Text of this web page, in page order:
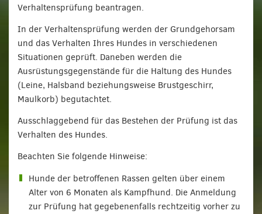
Verhaltensprüfung beantragen.
In der Verhaltensprüfung werden der Grundgehorsam
und das Verhalten Ihres Hundes in verschiedenen
Situationen geprüft. Daneben werden die
Ausrüstungsgegenstände für die Haltung des Hundes
(Leine, Halsband beziehungsweise Brustgeschirr,
Maulkorb) begutachtet.
Ausschlaggebend für das Bestehen der Prüfung ist das
Verhalten des Hundes.
Beachten Sie folgende Hinweise:
Hunde der betroffenen Rassen gelten über einem
Alter von 6 Monaten als Kampfhund. Die Anmeldung
zur Prüfung hat gegebenenfalls rechtzeitig vorher zu